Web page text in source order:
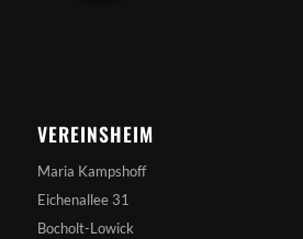
VEREINSHEIM
Maria Kampshoff
Eichenallee 31
Bocholt-Lowick